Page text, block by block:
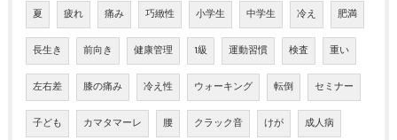
夏 疲れ 痛み 巧緻性 小学生 中学生 冷え 肥満
長生き 前向き 健康管理 1級 運動習慣 検査 重い
左右差 膝の痛み 冷え性 ウォーキング 転倒 セミナー
子ども カマタマーレ 腰 クラック音 けが 成人病